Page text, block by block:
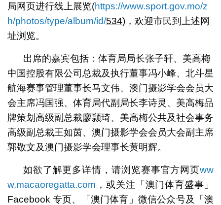
局网页进行线上展览(https://www.sport.gov.mo/z
h/photos/type/album/id/534)，欢迎市民到上述网
址浏览。
出席的嘉宾包括：体育局局长张子轩、美高梅
中国控股有限公司总裁及执行董事冯小峰、北斗星
航海赛事管理董事长马文伟、澳门摄影学会会员大
会主席冯国强、体育局代副局长李诗灵、美高梅品
牌策划高级副总裁廖颕琦、美高梅公共及社会事务
高级副总裁王如茵、澳门摄影学会会员大会副主席
郭敬文及澳门摄影学会理事长黄明辉。
如欲了解更多详情，请浏览赛事官方网页ww
w.macaoregatta.com ，或关注「澳门体育盛事」
Facebook 专页、「澳门体育」微信公众号及「澳